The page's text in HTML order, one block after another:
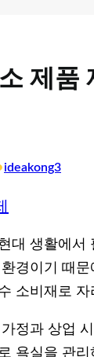
제품
ideakong3
대 생활에서
경이기 때
소비재로
정과 상업
욕실을 관